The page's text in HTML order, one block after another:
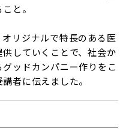
と。
リジナルで特長のある医
していくことで、社会か
ッドカンパニー作りをこ
者に伝えました。